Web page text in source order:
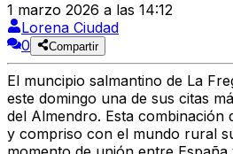
1 marzo 2026 a las 14:12
Lorena Ciudad
0
Compartir
El muncipio salmantino de La
este domingo una de sus citas
del Almendro. Esta combinación
y compriso con el mundo rural